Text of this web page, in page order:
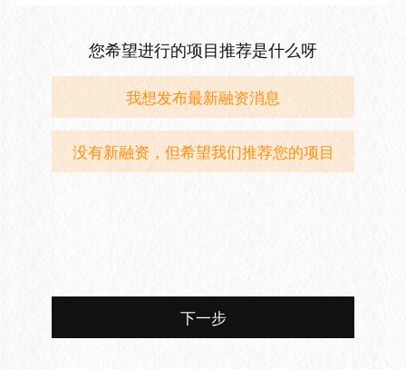
您希望进行的项目推荐是什么呀
我想发布最新融资消息
没有新融资，但希望我们推荐您的项目
下一步